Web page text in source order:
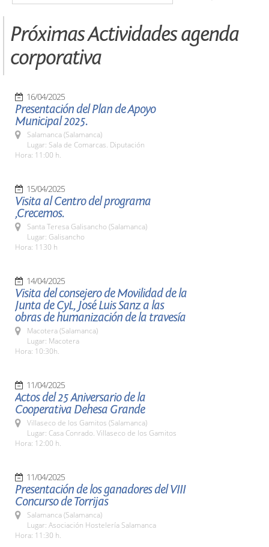
Próximas Actividades agenda
corporativa
16/04/2025
Presentación del Plan de Apoyo
Municipal 2025.
Salamanca (Salamanca)
Lugar: Sala de Comarcas. Diputación
Hora: 11:00 h.
15/04/2025
Visita al Centro del programa
,Crecemos.
Santa Teresa Galisancho (Salamanca)
Lugar: Galisancho
Hora: 1130 h
14/04/2025
Visita del consejero de Movilidad de la
Junta de CyL, José Luis Sanz a las
obras de humanización de la travesía
Macotera (Salamanca)
Lugar: Macotera
Hora: 10:30h.
11/04/2025
Actos del 25 Aniversario de la
Cooperativa Dehesa Grande
Villaseco de los Gamitos (Salamanca)
Lugar: Casa Conrado. Villaseco de los Gamitos
Hora: 12:00 h.
11/04/2025
Presentación de los ganadores del VIII
Concurso de Torrijas
Salamanca (Salamanca)
Lugar: Asociación Hostelería Salamanca
Hora: 11:30 h.